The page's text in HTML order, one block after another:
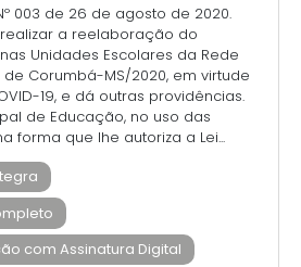
Nº 003 de 26 de agosto de 2020.
a reelaboração do
Unidades Escolares da Rede
de Corumbá-MS/2020, em virtude
19, e dá outras providências.
de Educação, no uso das
forma que lhe autoriza a Lei...
com Assinatura Digital